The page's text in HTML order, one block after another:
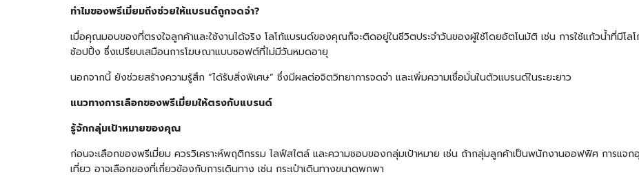
ทำไมของพรีเมี่ยมถึงช่วยให้แบรนด์ถูกจดจำ?
เมื่อคุณมอบของที่ตรงใจลูกค้าและใช้งานได้จริง โลโก้แบรนด์ของคุณก็จะติดอยู่ในชีวิตประจำวันของผู้ใช้โดยอัตโนมัติ เช่น การใช้แก้วน้ำที่มีโล
ช้อปปิ้ง ซึ่งเปรียบเสมือนการโฆษณาแบบซอฟต์ที่ไม่มีวันหมดอายุ
นอกจากนี้ ยังช่วยสร้างความรู้สึก “ได้รับสิ่งพิเศษ” ซึ่งมีผลต่อจิตวิทยาการจดจำ และเพิ่มความเชื่อมั่นในตัวแบรนด์ในระยะยาว
แนวทางการเลือกของพรีเมี่ยมให้ตรงกับแบรนด์
รู้จักกลุ่มเป้าหมายของคุณ
ก่อนจะเลือกของพรีเมี่ยม ควรวิเคราะห์พฤติกรรม ไลฟ์สไตล์ และความชอบของกลุ่มเป้าหมาย เช่น ถ้ากลุ่มลูกค้าเป็นพนักงานออฟฟิศ การแจ
เที่ยว อาจเลือกของที่เกี่ยวข้องกับการเดินทาง เช่น กระเป๋าเดินทางขนาดพกพา